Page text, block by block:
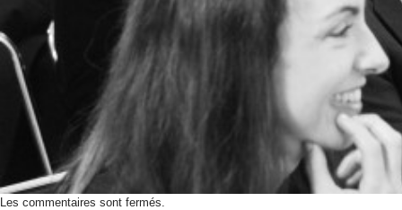
Les commentaires sont fermés.